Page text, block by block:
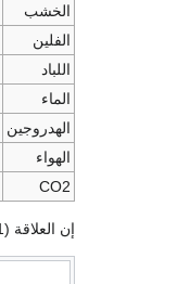
الخشب
الفلين
اللباد
الماء
الهدروجين
الهواء
CO2
إن العلاقة (1) شبيهة من حيث الصياغة، بقانون